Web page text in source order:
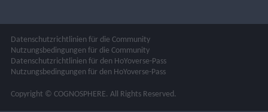
Datenschutzrichtlinien für die Community
Nutzungsbedingungen für die Community
Datenschutzrichtlinien für den HoYoverse-Pass
Nutzungsbedingungen für den HoYoverse-Pass
Copyright © COGNOSPHERE. All Rights Reserved.